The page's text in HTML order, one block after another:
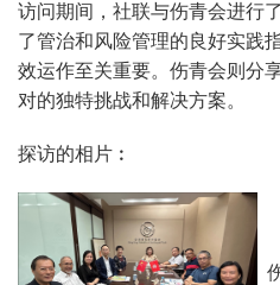
访问期间，社联与伤青会进行
了管治和风险管理的良好实践
效运作至关重要。伤青会则分
对的独特挑战和解决方案。
探访的相片︰